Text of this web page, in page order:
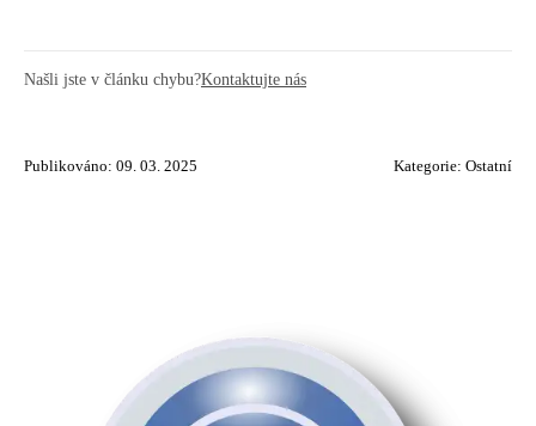
Našli jste v článku chybu?Kontaktujte nás
Publikováno: 09. 03. 2025 Kategorie: Ostatní